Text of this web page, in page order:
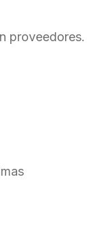
proveedores.